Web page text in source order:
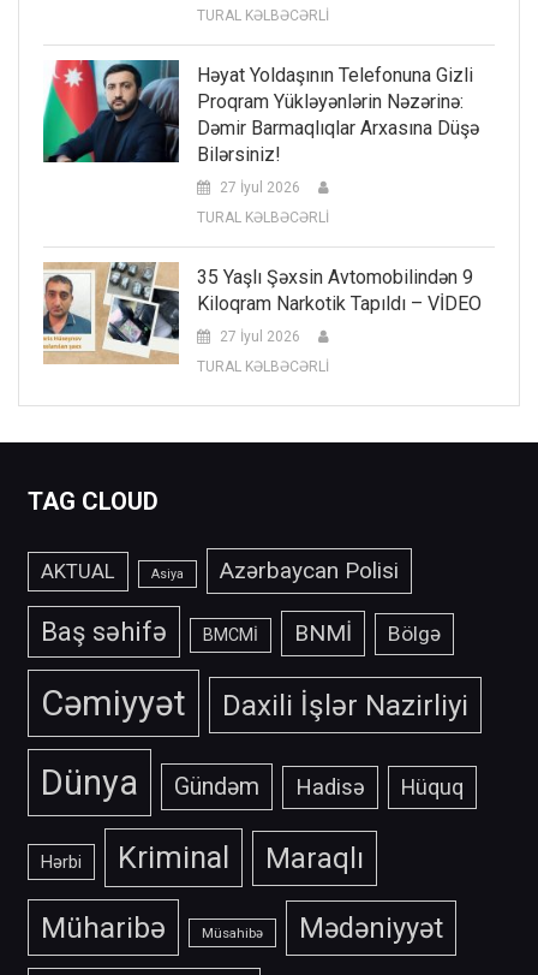
TURAL KƏLBƏCƏRLİ
Həyat Yoldaşının Telefonuna Gizli
Proqram Yükləyənlərin Nəzərinə:
Dəmir Barmaqlıqlar Arxasına Düşə
Bilərsiniz!
27 İyul 2026
TURAL KƏLBƏCƏRLİ
35 Yaşlı Şəxsin Avtomobilindən 9
Kiloqram Narkotik Tapıldı – VİDEO
27 İyul 2026
TURAL KƏLBƏCƏRLİ
TAG CLOUD
AKTUAL Asiya Azərbaycan Polisi
Baş səhifə BMCMİ BNMİ Bölgə
Cəmiyyət Daxili İşlər Nazirliyi
Dünya Gündəm Hadisə Hüquq
Hərbi Kriminal Maraqlı
Müharibə Müsahibə Mədəniyyət